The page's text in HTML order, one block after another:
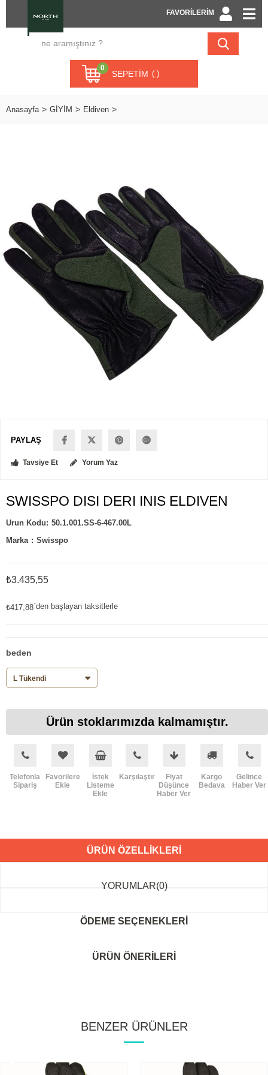
FAVORİLERİM
SEPETIM
0
Anasayfa GİYİM Eldiven
PAYLAŞ
Tavsiye Et Yorum Yaz
SWISSPO DISI DERI INIS ELDIVEN
50.1.001.SS-6-467.00L
Marka : Swisspo
₺3.435,55
₺417,88`den başlayan taksitlerle
beden
Ürün stoklarımızda kalmamıştır.
Telefonla
Sipariş
Favorilere
Ekle
İstek
Listeme
Ekle
Karşılaştır
Fiyat
Düşünce
Haber Ver
Kargo
Bedava
Gelince
Haber Ver
ÜRÜN ÖZELLIKLERI
YORUMLAR(0)
ÖDEME SEÇENEKLERI
ÜRÜN ÖNERILERI
BENZER ÜRÜNLER